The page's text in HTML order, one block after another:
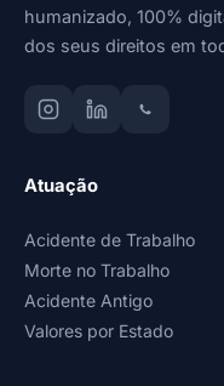
humanizado, 100%
dos seus direitos em
Atuação
Acidente de Trabalho
Morte no Trabalho
Acidente Antigo
Valores por Estado